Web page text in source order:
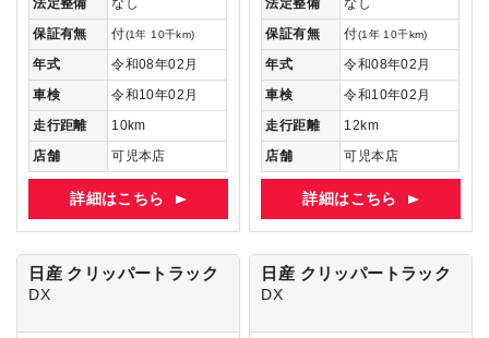
法定整備
なし
保証有無
付(1年 10千km)
年式
令和08年02月
車検
令和10年02月
走行距離
10km
店舗
可児本店
詳細はこちら
法定整備
なし
保証有無
付(1年 10千km)
年式
令和08年02月
車検
令和10年02月
走行距離
12km
店舗
可児本店
詳細はこちら
日産 クリッパートラック
DX
日産 クリッパートラック
DX